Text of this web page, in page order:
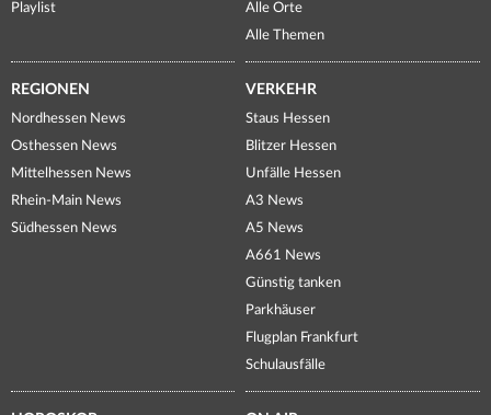
Playlist
Alle Orte
Alle Themen
REGIONEN
Nordhessen News
Osthessen News
Mittelhessen News
Rhein-Main News
Südhessen News
VERKEHR
Staus Hessen
Blitzer Hessen
Unfälle Hessen
A3 News
A5 News
A661 News
Günstig tanken
Parkhäuser
Flugplan Frankfurt
Schulausfälle